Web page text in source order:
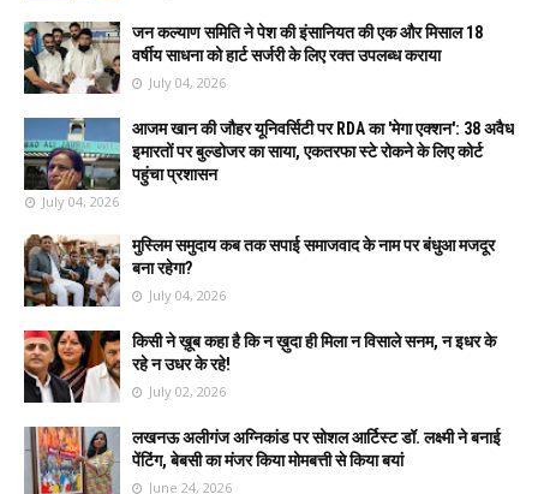
जन कल्याण समिति ने पेश की इंसानियत की एक और मिसाल 18
वर्षीय साधना को हार्ट सर्जरी के लिए रक्त उपलब्ध कराया
July 04, 2026
आजम खान की जौहर यूनिवर्सिटी पर RDA का 'मेगा एक्शन': 38 अवैध
इमारतों पर बुल्डोजर का साया, एकतरफा स्टे रोकने के लिए कोर्ट
पहुंचा प्रशासन
July 04, 2026
मुस्लिम समुदाय कब तक सपाई समाजवाद के नाम पर बंधुआ मजदूर
बना रहेगा?
July 04, 2026
किसी ने ख़ूब कहा है कि न ख़ुदा ही मिला न विसाले सनम, न इधर के
रहे न उधर के रहे!
July 02, 2026
लखनऊ अलीगंज अग्निकांड पर सोशल आर्टिस्ट डॉ. लक्ष्मी ने बनाई
पेंटिंग, बेबसी का मंजर किया मोमबत्ती से किया बयां
June 24, 2026